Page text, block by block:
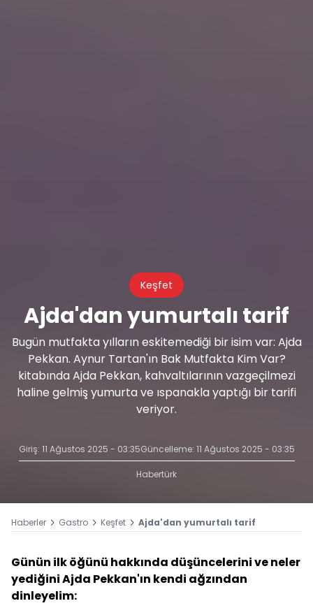
Keşfet
Ajda'dan yumurtalı tarif
Bugün mutfakta yılların eskitemediği bir isim var: Ajda
Pekkan. Aynur Tartan'ın Bak Mutfakta Kim Var?
kitabında Ajda Pekkan, kahvaltılarının vazgeçilmezi
haline gelmiş yumurta ve ıspanakla yaptığı bir tarifi
veriyor.
Giriş: 11 Ağustos 2025 - 03:35Güncelleme: 11 Ağustos 2025 - 03:35
Habertürk
Haberler Gastro Keşfet Ajda'dan yumurtalı tarif
Günün ilk öğünü hakkında düşüncelerini ve neler
yediğini Ajda Pekkan'ın kendi ağzından
dinleyelim: